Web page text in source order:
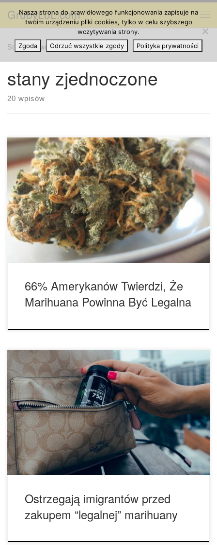
Przejdź do treści
GrubyLoL.com
Strona główna » stany zjednoczone
stany zjednoczone
20 wpisów
W Stanach Zjednoczonych nadal rośnie poparcie dla
legalizacji marihuany. W miarę, jak coraz więcej państw
legalizuje marihuanę i dochodzi do dalszych badań
dotyczących tej rośliny, paradygmat myśli u obywateli
Ameryki stale ewoluuje i zmienia się (na lepsze!).
Najnowsza ankieta na ten temat pochodzi z Pew Research
Center i pojawiła się […]
66% Amerykanów Twierdzi, Że
Marihuana Powinna Być Legalna
Zwolennicy cannabis twierdzą, że legalizacja marihuany w
Illinois nie dotyczy wszystkich jednakowo – zwłaszcza
imigrantów. Marihuana może sprawić, że doświadczysz
haju, ale jeśli jesteś imigrantem – może również sprawić, że
zostaniesz deportowany. Zwolennicy ostrzegają wszystkich
imigrantów w Illinois – nawet tych posiadających status
prawny do znajdowania się w USA, aby […]
Ostrzegają imigrantów przed
zakupem “legalnej” marihuany
Nasza strona do prawidłowego funkcjonowania zapisuje na
twoim urządzeniu pliki cookies, tylko w celu szybszego
wczytywania strony.
Zgoda
Odrzuć wszystkie zgody Polityka prywatności